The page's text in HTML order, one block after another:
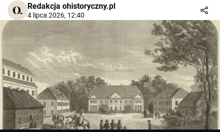
Redakcja ohistoryczny.pl
4 lipca 2026, 12:40